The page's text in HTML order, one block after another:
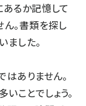
あるか記憶して
ん。書類を探し
ました。
ありません。
ことでしょう。